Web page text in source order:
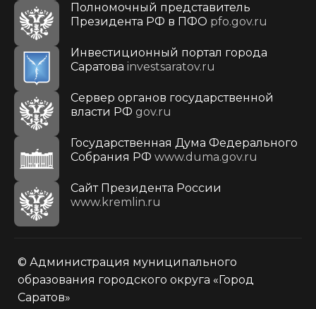
Полномочный представитель
Президента РФ в ПФО pfo.gov.ru
Инвестиционный портал города
Саратова investsaratov.ru
Сервер органов государственной
власти РФ gov.ru
Государственная Дума Федерального
Собрания РФ www.duma.gov.ru
Cайт Президента России
www.kremlin.ru
© Администрация муниципального
образования городского округа «Город
Саратов»